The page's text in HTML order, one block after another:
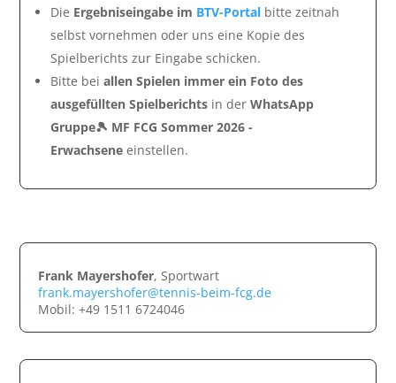
Die Ergebniseingabe im BTV-Portal bitte zeitnah
selbst vornehmen oder uns eine Kopie des
Spielberichts zur Eingabe schicken.
Bitte beiallen Spielen immer ein Foto des
ausgefüllten Spielberichts in derWhatsApp
Gruppe🎾 MF FCG Sommer 2026 -
Erwachsene einstellen.
Frank Mayershofer, Sportwart
frank.mayershofer@tennis-beim-fcg.de
Mobil: +49 1511 6724046